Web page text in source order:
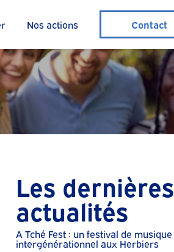
Nos actions Contact
Les dernières
actualités
A Tché Fest : un festival de musique
intergénérationnel aux Herbiers